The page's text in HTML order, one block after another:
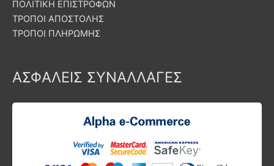
ΠΟΛΙΤΙΚΗ ΕΠΙΣΤΡΟΦΩΝ
ΤΡΟΠΟΙ ΑΠΟΣΤΟΛΗΣ
ΤΡΟΠΟΙ ΠΛΗΡΩΜΗΣ
ΑΣΦΑΛΕΙΣ ΣΥΝΑΛΛΑΓΕΣ